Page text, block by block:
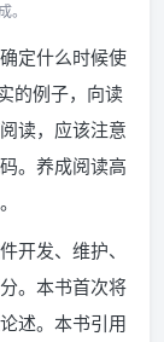
定什么时候使
的例子，向读
读，应该注意
。养成阅读高
开发、维护、
。本书首次将
述。本书引用